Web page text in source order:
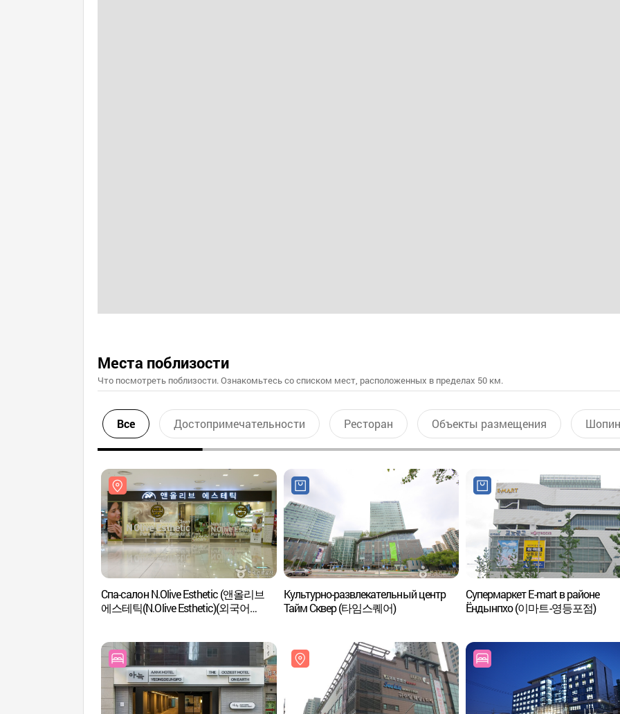
Места поблизости
Что посмотреть поблизости. Ознакомьтесь со списком мест, расположенных в пределах 50 км.
Все Достопримечательности Ресторан Объекты размещения
Спа-салон N.Olive Esthetic (앤올리브
에스테틱(N.Olive Esthetic)(외국어
Культурно-развлекательный центр
Тайм Сквер (타임스퀘어)
Супермаркет E-mart в районе
Ёндынпхо (이마트-영등포점)